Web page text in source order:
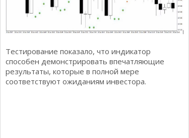
Тестирование показало, что индикатор
способен демонстрировать впечатляющие
результаты, которые в полной мере
соответствуют ожиданиям инвестора.